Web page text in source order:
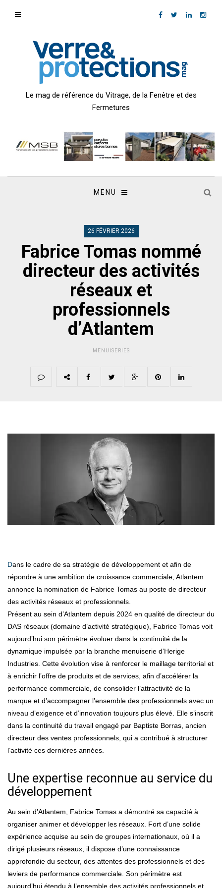
Le mag de référence du Vitrage, de la Fenêtre et des
Fermetures
MENU
26 FÉVRIER 2026
Fabrice Tomas nommé
directeur des activités
réseaux et
professionnels
d’Atlantem
MENUISERIES
Dans le cadre de sa stratégie de développement et afin de
répondre à une ambition de croissance commerciale, Atlantem
annonce la nomination de Fabrice Tomas au poste de directeur
des activités réseaux et professionnels.
Présent au sein d’Atlantem depuis 2024 en qualité de directeur du
DAS réseaux (domaine d’activité stratégique), Fabrice Tomas voit
aujourd’hui son périmètre évoluer dans la continuité de la
dynamique impulsée par la branche menuiserie d’Herige
Industries. Cette évolution vise à renforcer le maillage territorial et
à enrichir l’offre de produits et de services, afin d’accélérer la
performance commerciale, de consolider l’attractivité de la
marque et d’accompagner l’ensemble des professionnels avec un
niveau d’exigence et d’innovation toujours plus élevé. Elle s’inscrit
dans la continuité du travail engagé par Baptiste Borras, ancien
directeur des ventes professionnels, qui a contribué à structurer
l’activité ces dernières années.
Une expertise reconnue au service du
développement
Au sein d’Atlantem, Fabrice Tomas a démontré sa capacité à
organiser animer et développer les réseaux. Fort d’une solide
expérience acquise au sein de groupes internationaux, où il a
dirigé plusieurs réseaux, il dispose d’une connaissance
approfondie du secteur, des attentes des professionnels et des
leviers de performance commerciale. Son périmètre est
aujourd’hui étendu à l’ensemble des activités professionnels et